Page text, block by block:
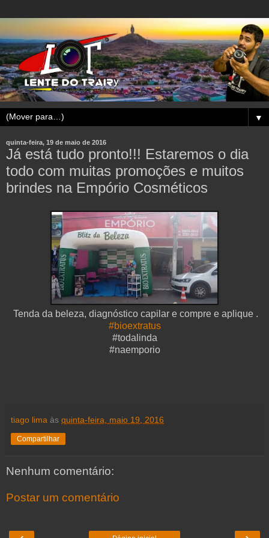
▼
quinta-feira, 19 de maio de 2016
Já está tudo pronto!!! Estaremos o dia
todo com muitas promoções e muitos
brindes na Empório Cosméticos
Tenda da beleza, diagnóstico capilar e compre e aplique .
‪#‎bioextratus
‬#todalinda
#naemporio
tiago lima às quinta-feira, maio 19, 2016
Compartilhar
Nenhum comentário:
Postar um comentário